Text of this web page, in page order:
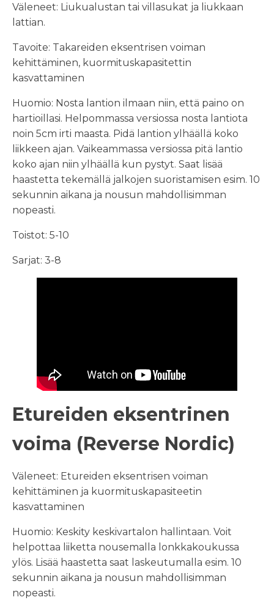
Väleneet: Liukualustan tai villasukat ja liukkaan
lattian.
Tavoite: Takareiden eksentrisen voiman
kehittäminen, kuormituskapasitettin
kasvattaminen
Huomio: Nosta lantion ilmaan niin, että paino on
hartioillasi. Helpommassa versiossa nosta lantiota
noin 5cm irti maasta. Pidä lantion ylhäällä koko
liikkeen ajan. Vaikeammassa versiossa pitä lantio
koko ajan niin ylhäällä kun pystyt. Saat lisää
haastetta tekemällä jalkojen suoristamisen esim. 10
sekunnin aikana ja nousun mahdollisimman
nopeasti.
Toistot: 5-10
Sarjat: 3-8
Etureiden eksentrinen
voima (Reverse Nordic)
Väleneet: Etureiden eksentrisen voiman
kehittäminen ja kuormituskapasiteetin
kasvattaminen
Huomio: Keskity keskivartalon hallintaan. Voit
helpottaa liiketta nousemalla lonkkakoukussa
ylös. Lisää haastetta saat laskeutumalla esim. 10
sekunnin aikana ja nousun mahdollisimman
nopeasti.